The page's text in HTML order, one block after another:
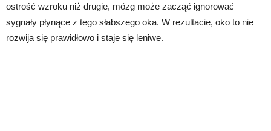
ostrość wzroku niż drugie, mózg może zacząć ignorować
sygnały płynące z tego słabszego oka. W rezultacie, oko to nie
rozwija się prawidłowo i staje się leniwe.